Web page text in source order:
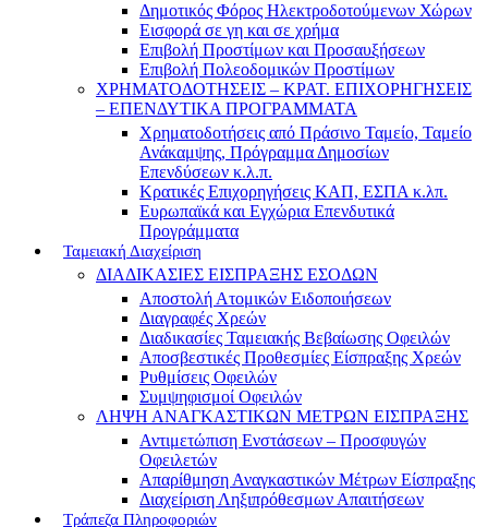
Δημοτικός Φόρος Ηλεκτροδοτούμενων Χώρων
Εισφορά σε γη και σε χρήμα
Επιβολή Προστίμων και Προσαυξήσεων
Επιβολή Πολεοδομικών Προστίμων
ΧΡΗΜΑΤΟΔΟΤΗΣΕΙΣ – ΚΡΑΤ. ΕΠΙΧΟΡΗΓΗΣΕΙΣ
– ΕΠΕΝΔΥΤΙΚΑ ΠΡΟΓΡΑΜΜΑΤΑ
Χρηματοδοτήσεις από Πράσινο Ταμείο, Ταμείο
Ανάκαμψης, Πρόγραμμα Δημοσίων
Επενδύσεων κ.λ.π.
Κρατικές Επιχορηγήσεις ΚΑΠ, ΕΣΠΑ κ.λπ.
Ευρωπαϊκά και Εγχώρια Επενδυτικά
Προγράμματα
Ταμειακή Διαχείριση
ΔΙΑΔΙΚΑΣΙΕΣ ΕΙΣΠΡΑΞΗΣ ΕΣΟΔΩΝ
Αποστολή Ατομικών Ειδοποιήσεων
Διαγραφές Χρεών
Διαδικασίες Ταμειακής Βεβαίωσης Οφειλών
Αποσβεστικές Προθεσμίες Είσπραξης Χρεών
Ρυθμίσεις Οφειλών
Συμψηφισμοί Οφειλών
ΛΗΨΗ ΑΝΑΓΚΑΣΤΙΚΩΝ ΜΕΤΡΩΝ ΕΙΣΠΡΑΞΗΣ
Αντιμετώπιση Ενστάσεων – Προσφυγών
Οφειλετών
Απαρίθμηση Αναγκαστικών Μέτρων Είσπραξης
Διαχείριση Ληξιπρόθεσμων Απαιτήσεων
Τράπεζα Πληροφοριών